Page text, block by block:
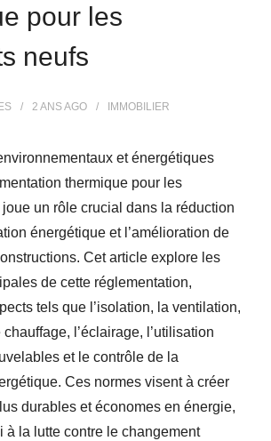
pour les
neufs
2 ANSAGO IMMOBILIER
et énergétiques
thermique pour les
un rôle crucial dans la réduction
énergétique et l’amélioration de
Cet article explore les
de cette réglementation,
tels que l’isolation, la ventilation,
chauffage, l’éclairage, l’utilisation
et le contrôle de la
Ces normes visent à créer
durables et économes en énergie,
à la lutte contre le changement